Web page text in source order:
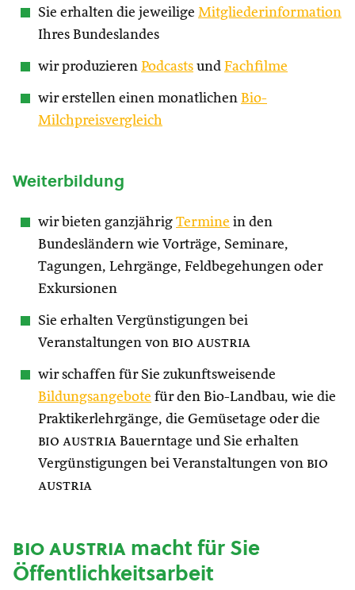
Sie erhalten die jeweilige Mitgliederinformation
Ihres Bundeslandes
wir produzieren Podcasts und Fachfilme
wir erstellen einen monatlichen Bio-
Milchpreisvergleich
Weiterbildung
wir bieten ganzjährig Termine in den
Bundesländern wie Vorträge, Seminare,
Tagungen, Lehrgänge, Feldbegehungen oder
Exkursionen
Sie erhalten Vergünstigungen bei
Veranstaltungen von bio austria
wir schaffen für Sie zukunftsweisende
Bildungsangebote für den Bio-Landbau, wie die
Praktikerlehrgänge, die Gemüsetage oder die
bio austria Bauerntage und Sie erhalten
Vergünstigungen bei Veranstaltungen von bio
austria
bio austriamacht für Sie
Öffentlichkeitsarbeit